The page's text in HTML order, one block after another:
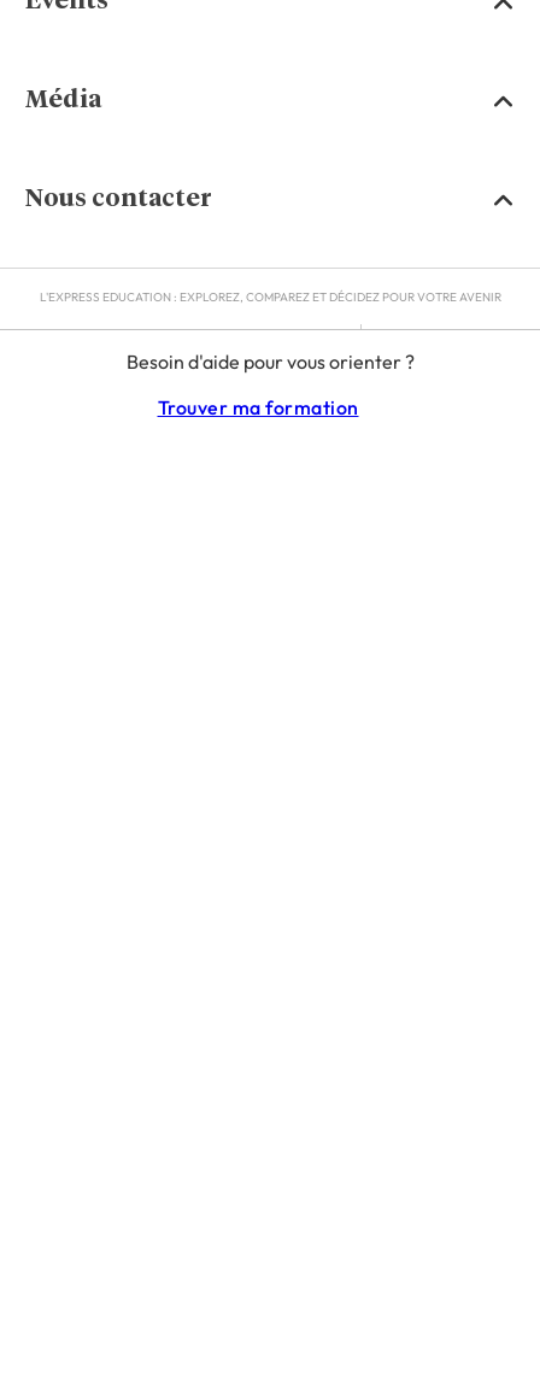
Besoin d'aide pour vous orienter ?
Trouver ma formation
Média
Nous contacter
L'EXPRESS EDUCATION : EXPLOREZ, COMPAREZ ET DÉCIDEZ POUR VOTRE AVENIR
RGPD